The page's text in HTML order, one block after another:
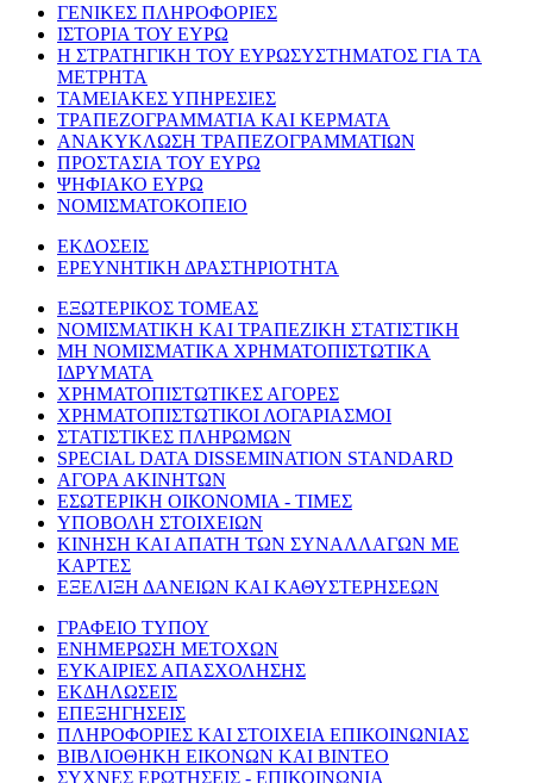
ΓΕΝΙΚΕΣ ΠΛΗΡΟΦΟΡΙΕΣ
ΙΣΤΟΡΙΑ ΤΟΥ ΕΥΡΩ
Η ΣΤΡΑΤΗΓΙΚΗ ΤΟΥ ΕΥΡΩΣΥΣΤΗΜΑΤΟΣ ΓΙΑ ΤΑ
ΜΕΤΡΗΤΑ
ΤΑΜΕΙΑΚΕΣ ΥΠΗΡΕΣΙΕΣ
ΤΡΑΠΕΖΟΓΡΑΜΜΑΤΙΑ ΚΑΙ ΚΕΡΜΑΤΑ
ΑΝΑΚΥΚΛΩΣΗ ΤΡΑΠΕΖΟΓΡΑΜΜΑΤΙΩΝ
ΠΡΟΣΤΑΣΙΑ ΤΟΥ ΕΥΡΩ
ΨΗΦΙΑΚΟ ΕΥΡΩ
ΝΟΜΙΣΜΑΤΟΚΟΠΕΙΟ
ΕΚΔΟΣΕΙΣ
ΕΡΕΥΝΗΤΙΚΗ ΔΡΑΣΤΗΡΙΟΤΗΤΑ
ΕΞΩΤΕΡΙΚΟΣ ΤΟΜΕΑΣ
ΝΟΜΙΣΜΑΤΙΚΗ ΚΑΙ ΤΡΑΠΕΖΙΚΗ ΣΤΑΤΙΣΤΙΚΗ
ΜΗ ΝΟΜΙΣΜΑΤΙΚΑ ΧΡΗΜΑΤΟΠΙΣΤΩΤΙΚΑ
ΙΔΡΥΜΑΤΑ
ΧΡΗΜΑΤΟΠΙΣΤΩΤΙΚΕΣ ΑΓΟΡΕΣ
ΧΡΗΜΑΤΟΠΙΣΤΩΤΙΚΟΙ ΛΟΓΑΡΙΑΣΜΟΙ
ΣΤΑΤΙΣΤΙΚΕΣ ΠΛΗΡΩΜΩΝ
SPECIAL DATA DISSEMINATION STANDARD
ΑΓΟΡΑ ΑΚΙΝΗΤΩΝ
ΕΣΩΤΕΡΙΚΗ ΟΙΚΟΝΟΜΙΑ - ΤΙΜΕΣ
ΥΠΟΒΟΛΗ ΣΤΟΙΧΕΙΩΝ
ΚΙΝΗΣΗ ΚΑΙ ΑΠΑΤΗ ΤΩΝ ΣΥΝΑΛΛΑΓΩΝ ΜΕ
ΚΑΡΤΕΣ
ΕΞΕΛΙΞΗ ΔΑΝΕΙΩΝ ΚΑΙ ΚΑΘΥΣΤΕΡΗΣΕΩΝ
ΓΡΑΦΕΙΟ ΤΥΠΟΥ
ΕΝΗΜΕΡΩΣΗ ΜΕΤΟΧΩΝ
ΕΥΚΑΙΡΙΕΣ ΑΠΑΣΧΟΛΗΣΗΣ
ΕΚΔΗΛΩΣΕΙΣ
ΕΠΕΞΗΓΗΣΕΙΣ
ΠΛΗΡΟΦΟΡΙΕΣ ΚΑΙ ΣΤΟΙΧΕΙΑ ΕΠΙΚΟΙΝΩΝΙΑΣ
ΒΙΒΛΙΟΘΗΚΗ ΕΙΚΟΝΩΝ ΚΑΙ ΒΙΝΤΕΟ
ΣΥΧΝΕΣ ΕΡΩΤΗΣΕΙΣ - ΕΠΙΚΟΙΝΩΝΙΑ